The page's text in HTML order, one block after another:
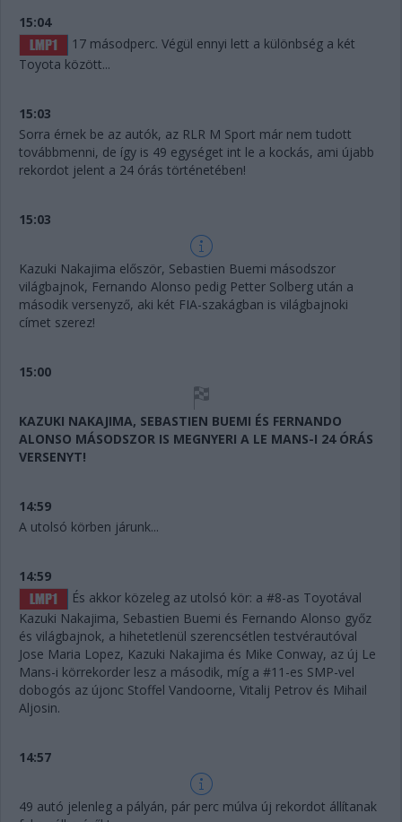
15:04
17 másodperc. Végül ennyi lett a különbség a két
Toyota között...
15:03
Sorra érnek be az autók, az RLR M Sport már nem tudott
továbbmenni, de így is 49 egységet int le a kockás, ami újabb
rekordot jelent a 24 órás történetében!
15:03
Kazuki Nakajima először, Sebastien Buemi másodszor
világbajnok, Fernando Alonso pedig Petter Solberg után a
második versenyző, aki két FIA-szakágban is világbajnoki
címet szerez!
15:00
KAZUKI NAKAJIMA, SEBASTIEN BUEMI ÉS FERNANDO
ALONSO MÁSODSZOR IS MEGNYERI A LE MANS-I 24 ÓRÁS
VERSENYT!
14:59
A utolsó körben járunk...
14:59
És akkor közeleg az utolsó kör: a #8-as Toyotával
Kazuki Nakajima, Sebastien Buemi és Fernando Alonso győz
és világbajnok, a hihetetlenül szerencsétlen testvérautóval
Jose Maria Lopez, Kazuki Nakajima és Mike Conway, az új Le
Mans-i körrekorder lesz a második, míg a #11-es SMP-vel
dobogós az újonc Stoffel Vandoorne, Vitalij Petrov és Mihail
Aljosin.
14:57
49 autó jelenleg a pályán, pár perc múlva új rekordot állítanak